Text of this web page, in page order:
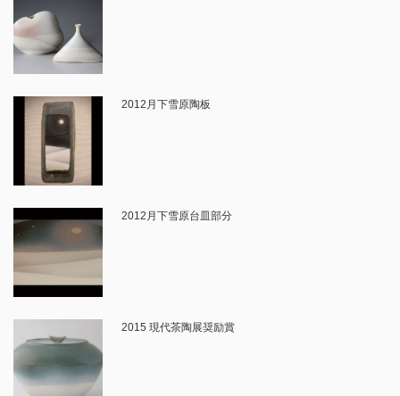
2012月下雪原陶板
2012月下雪原台皿部分
2015 現代茶陶展奨励賞